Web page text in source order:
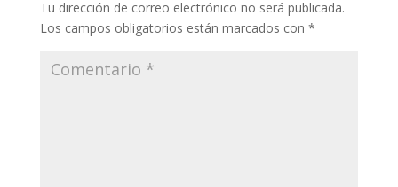
Tu dirección de correo electrónico no será publicada.
Los campos obligatorios están marcados con *